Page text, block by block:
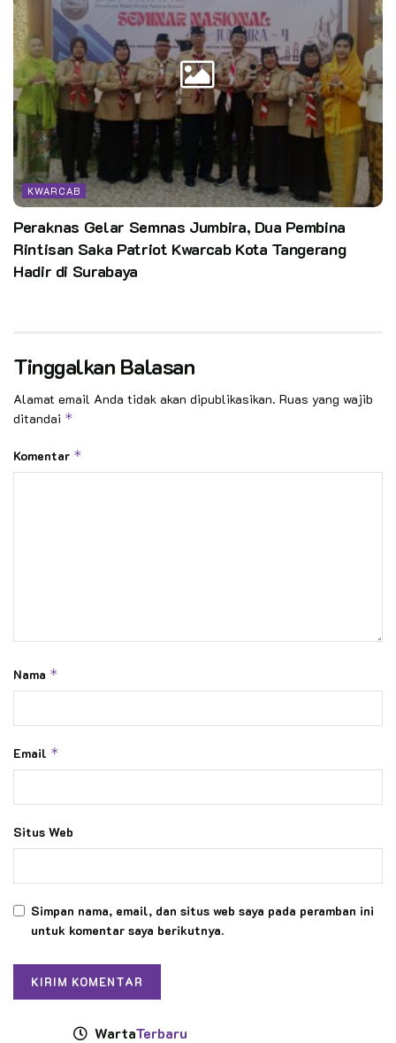
KWARCAB
Peraknas Gelar Semnas Jumbira, Dua Pembina
Rintisan Saka Patriot Kwarcab Kota Tangerang
Hadir di Surabaya
Tinggalkan Balasan
Alamat email Anda tidak akan dipublikasikan. Ruas yang wajib
ditandai *
Komentar *
Nama *
Email *
Situs Web
Simpan nama, email, dan situs web saya pada peramban ini
untuk komentar saya berikutnya.
WartaTerbaru